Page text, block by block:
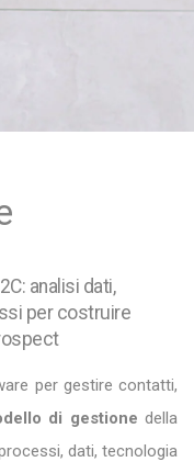
analisi dati,
per costruire
per gestire contatti,
di gestione della
dati, tecnologia